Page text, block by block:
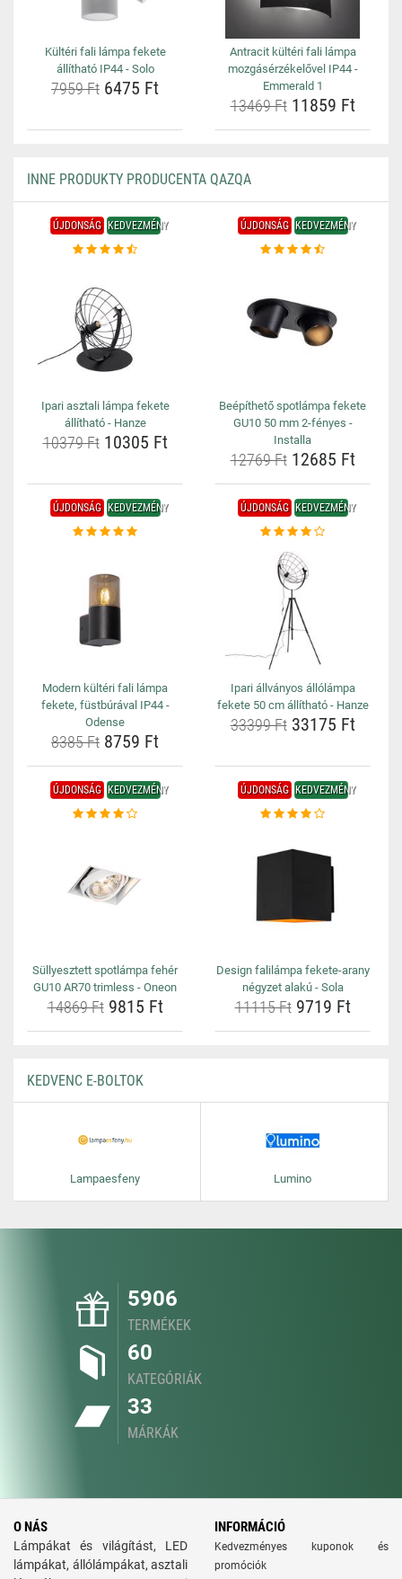
Kültéri fali lámpa fekete
állítható IP44 - Solo
7959 Ft 6475 Ft
Antracit kültéri fali lámpa
mozgásérzékelővel IP44 -
Emmerald 1
13469 Ft11859 Ft
INNE PRODUKTY PRODUCENTA QAZQA
ÚJDONSÁG KEDVEZMÉNY
Ipari asztali lámpa fekete
állítható - Hanze
10379 Ft10305 Ft
ÚJDONSÁG KEDVEZMÉNY
Beépíthető spotlámpa fekete
GU10 50 mm 2-fényes -
Installa
12769 Ft12685 Ft
ÚJDONSÁG KEDVEZMÉNY
Modern kültéri fali lámpa
fekete, füstbúrával IP44 -
Odense
8385 Ft 8759 Ft
ÚJDONSÁG KEDVEZMÉNY
Ipari állványos állólámpa
fekete 50 cm állítható - Hanze
33399 Ft33175 Ft
ÚJDONSÁG KEDVEZMÉNY
Süllyesztett spotlámpa fehér
GU10 AR70 trimless - Oneon
14869 Ft9815 Ft
ÚJDONSÁG KEDVEZMÉNY
Design falilámpa fekete-arany
négyzet alakú - Sola
11115 Ft9719 Ft
KEDVENC E-BOLTOK
Lampaesfeny Lumino
5906
TERMÉKEK
60
KATEGÓRIÁK
33
MÁRKÁK
O NÁS
Lámpákat és világítást, LED
lámpákat, állólámpákat, asztali
INFORMÁCIÓ
Kedvezményes kuponok és
promóciók